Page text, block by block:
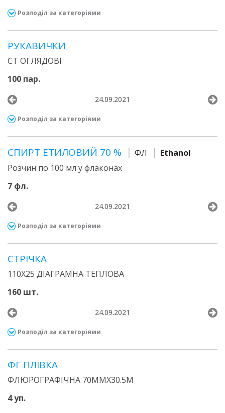
Розподіл за категоріями
РУКАВИЧКИ
СТ ОГЛЯДОВІ
100 пар.
24.09.2021
Розподіл за категоріями
СПИРТ ЕТИЛОВИЙ 70 % ФЛ
Ethanol
Розчин по 100 мл у флаконах
7 фл.
24.09.2021
Розподіл за категоріями
СТРІЧКА
110Х25 ДІАГРАМНА ТЕПЛОВА
160 шт.
24.09.2021
Розподіл за категоріями
ФГ ПЛІВКА
ФЛЮРОГРАФІЧНА 70ММХ30.5М
4 уп.